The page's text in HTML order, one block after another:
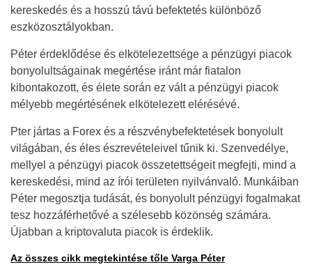
kereskedés és a hosszú távú befektetés különböző
eszközosztályokban.
Péter érdeklődése és elkötelezettsége a pénzügyi piacok
bonyolultságainak megértése iránt már fiatalon
kibontakozott, és élete során ez vált a pénzügyi piacok
mélyebb megértésének elkötelezett elérésévé.
Pter jártas a Forex és a részvénybefektetések bonyolult
világában, és éles észrevételeivel tűnik ki. Szenvedélye,
mellyel a pénzügyi piacok összetettségeit megfejti, mind a
kereskedési, mind az írói területen nyilvánvaló. Munkáiban
Péter megosztja tudását, és bonyolult pénzügyi fogalmakat
tesz hozzáférhetővé a szélesebb közönség számára.
Újabban a kriptovaluta piacok is érdeklik.
Az összes cikk megtekintése tőle Varga Péter